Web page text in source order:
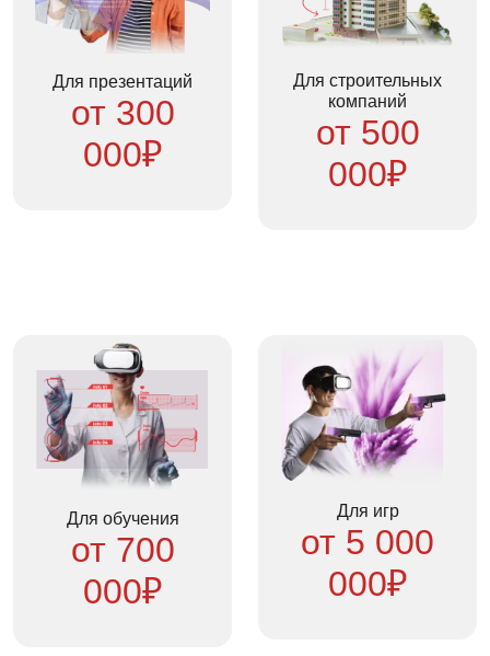
Для презентаций
от 300
000₽
Для строительных
компаний
от 500
000₽
Для обучения
от 700
000₽
Для игр
от 5 000
000₽